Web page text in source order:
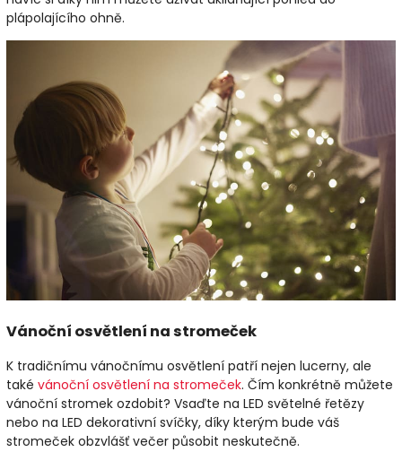
plápolajícího ohně.
Vánoční osvětlení na stromeček
K tradičnímu vánočnímu osvětlení patří nejen lucerny, ale
také vánoční osvětlení na stromeček. Čím konkrétně můžete
vánoční stromek ozdobit? Vsaďte na LED světelné řetězy
nebo na LED dekorativní svíčky, díky kterým bude váš
stromeček obzvlášť večer působit neskutečně.